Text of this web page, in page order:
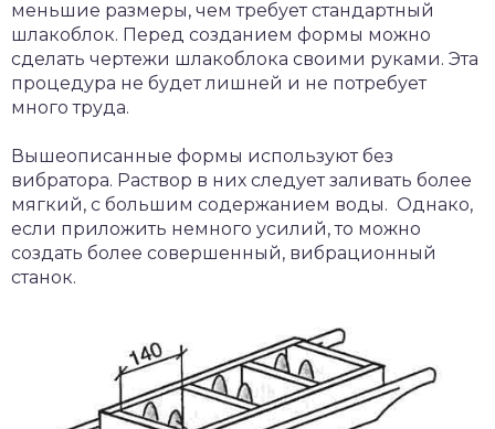
меньшие размеры, чем требует стандартный
шлакоблок. Перед созданием формы можно
сделать чертежи шлакоблока своими руками. Эта
процедура не будет лишней и не потребует
много труда.
Вышеописанные формы используют без
вибратора. Раствор в них следует заливать более
мягкий, с большим содержанием воды. Однако,
если приложить немного усилий, то можно
создать более совершенный, вибрационный
станок.